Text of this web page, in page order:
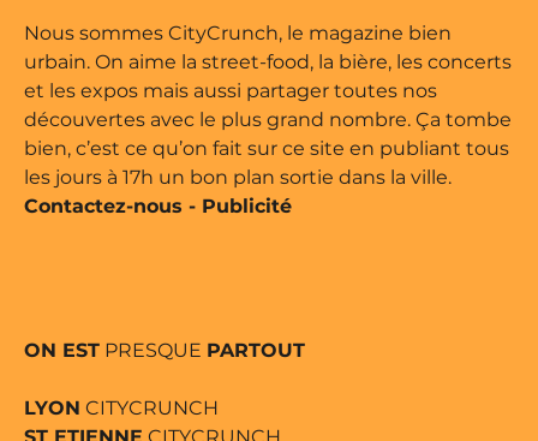
par Buena Onda Web •
Nous sommes CityCrunch, le magazine bien
urbain. On aime la street-food, la bière, les concerts
et les expos mais aussi partager toutes nos
découvertes avec le plus grand nombre. Ça tombe
bien, c’est ce qu’on fait sur ce site en publiant tous
les jours à 17h un bon plan sortie dans la ville.
Contactez-nous - Publicité
ON EST PRESQUE PARTOUT
LYON CITYCRUNCH